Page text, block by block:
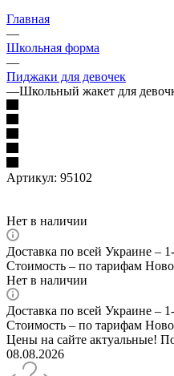
Главная
—
Школьная форма
—
Пиджаки для девочек
—Школьный жакет для
Артикул: 95102
Нет в наличии
Доставка по всей Украине –
Стоимость – по тарифам
Нет в наличии
Доставка по всей Украине –
Стоимость – по тарифам
Цены на сайте актуальные!
08.08.2026